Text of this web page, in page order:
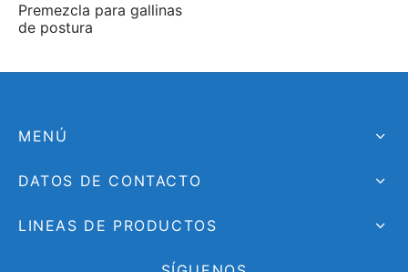
Premezcla para gallinas
de postura
MENÚ
DATOS DE CONTACTO
LINEAS DE PRODUCTOS